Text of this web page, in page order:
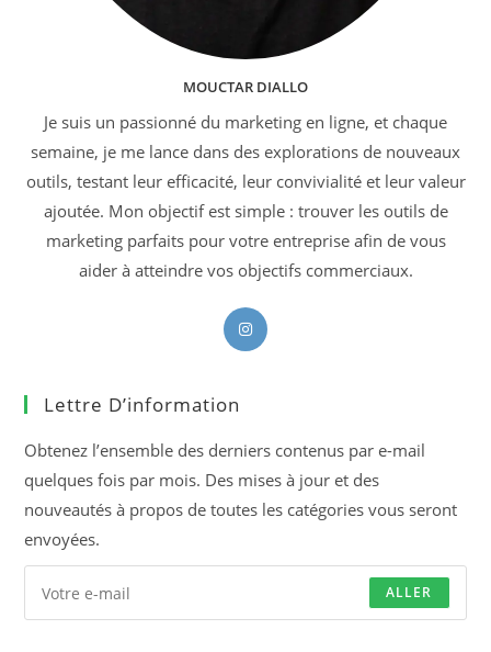
MOUCTAR DIALLO
Je suis un passionné du marketing en ligne, et chaque
semaine, je me lance dans des explorations de nouveaux
outils, testant leur efficacité, leur convivialité et leur valeur
ajoutée. Mon objectif est simple : trouver les outils de
marketing parfaits pour votre entreprise afin de vous
aider à atteindre vos objectifs commerciaux.
S’ouvre
Lettre D’information
Obtenez l’ensemble des derniers contenus par e-mail
quelques fois par mois. Des mises à jour et des
nouveautés à propos de toutes les catégories vous seront
envoyées.
ALLER